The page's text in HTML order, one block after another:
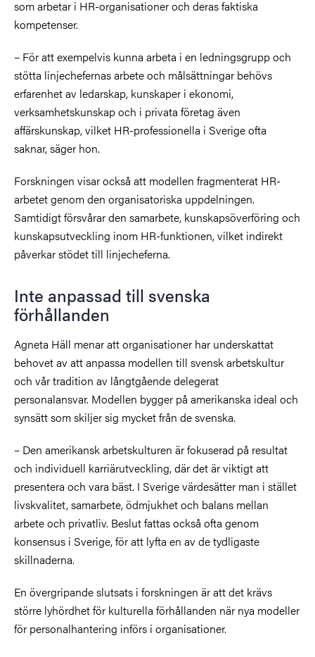
som arbetar i HR-organisationer och deras faktiska
kompetenser.
– För att exempelvis kunna arbeta i en ledningsgrupp och
stötta linjechefernas arbete och målsättningar behövs
erfarenhet av ledarskap, kunskaper i ekonomi,
verksamhetskunskap och i privata företag även
affärskunskap, vilket HR-professionella i Sverige ofta
saknar, säger hon.
Forskningen visar också att modellen fragmenterat HR-
arbetet genom den organisatoriska uppdelningen.
Samtidigt försvårar den samarbete, kunskapsöverföring och
kunskapsutveckling inom HR-funktionen, vilket indirekt
påverkar stödet till linjecheferna.
Inte anpassad till svenska
förhållanden
Agneta Häll menar att organisationer har underskattat
behovet av att anpassa modellen till svensk arbetskultur
och vår tradition av långtgående delegerat
personalansvar. Modellen bygger på amerikanska ideal och
synsätt som skiljer sig mycket från de svenska.
– Den amerikansk arbetskulturen är fokuserad på resultat
och individuell karriärutveckling, där det är viktigt att
presentera och vara bäst. I Sverige värdesätter man i stället
livskvalitet, samarbete, ödmjukhet och balans mellan
arbete och privatliv. Beslut fattas också ofta genom
konsensus i Sverige, för att lyfta en av de tydligaste
skillnaderna.
En övergripande slutsats i forskningen är att det krävs
större lyhördhet för kulturella förhållanden när nya modeller
för personalhantering införs i organisationer.